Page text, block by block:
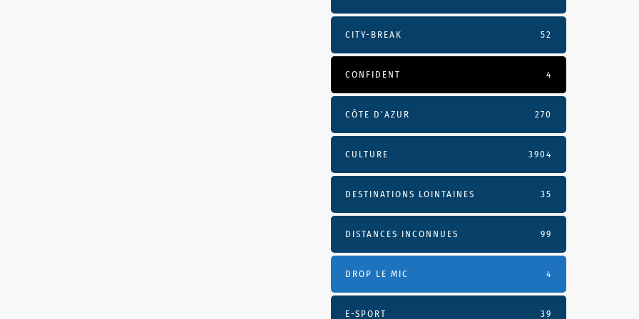
CITY-BREAK 52
CONFIDENT 4
CÔTE D’AZUR 270
CULTURE 3904
DESTINATIONS LOINTAINES 35
DISTANCES INCONNUES 99
DROP LE MIC 4
E-SPORT 39